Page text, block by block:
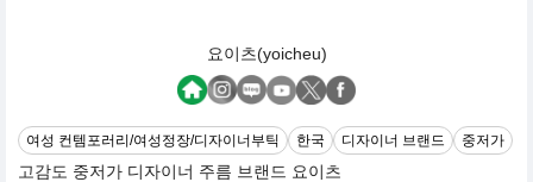
요이츠(yoicheu)
여성 컨템포러리/여성정장/디자이너부틱 한국 디자이너 브랜드 중저가
고감도 중저가 디자이너 주름 브랜드 요이츠